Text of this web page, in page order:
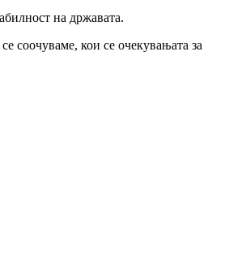
на државата.
соочуваме, кои се очекувањата за